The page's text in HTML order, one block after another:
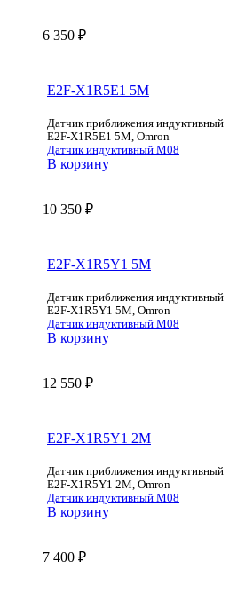
6 350 ₽
E2F-X1R5E1 5M
Датчик приближения индуктивный
E2F-X1R5E1 5M, Omron
Датчик индуктивный М08
В корзину
10 350 ₽
E2F-X1R5Y1 5M
Датчик приближения индуктивный
E2F-X1R5Y1 5M, Omron
Датчик индуктивный М08
В корзину
12 550 ₽
E2F-X1R5Y1 2M
Датчик приближения индуктивный
E2F-X1R5Y1 2M, Omron
Датчик индуктивный М08
В корзину
7 400 ₽